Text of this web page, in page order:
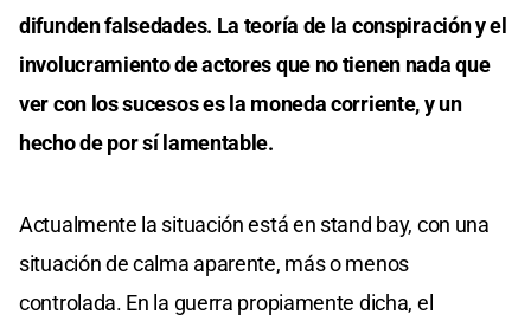
difunden falsedades. La teoría de la conspiración y el
involucramiento de actores que no tienen nada que
ver con los sucesos es la moneda corriente, y un
hecho de por sí lamentable.
Actualmente la situación está en stand bay, con una
situación de calma aparente, más o menos
controlada. En la guerra propiamente dicha, el